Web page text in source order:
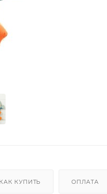
КАК КУПИТЬ ОПЛАТА